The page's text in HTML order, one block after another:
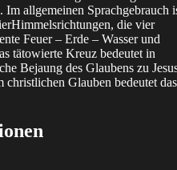
allgemeinen Sprachgebrauch
die vier
Feuer – Erde – Wasser und
tätowierte Kreuz bedeutet in
Bejaung des Glaubens zu
Glauben bedeutet das